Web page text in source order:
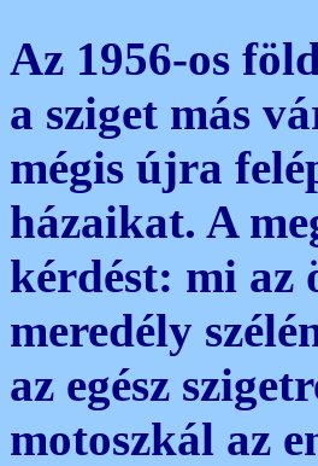
Az 1956-os
a sziget más
mégis újra
házaikat. A
kérdést: mi az
meredély
az egész
motoszkál az